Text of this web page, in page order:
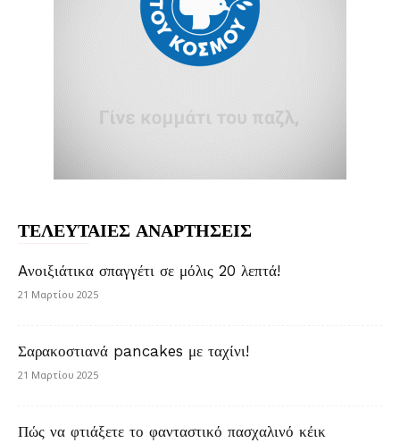
ΤΕΛΕΥΤΑΙΕΣ ΑΝΑΡΤΗΣΕΙΣ
Aνοιξιάτικα σπαγγέτι σε μόλις 20 λεπτά!
21 Μαρτίου 2025
Σαρακοστιανά pancakes με ταχίνι!
21 Μαρτίου 2025
Πώς να φτιάξετε το φανταστικό πασχαλινό κέικ